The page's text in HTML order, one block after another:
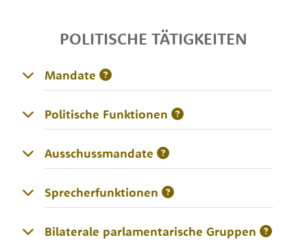
POLITISCHE TÄTIGKEITEN
Mandate
Politische Funktionen
Ausschussmandate
Sprecherfunktionen
Bilaterale parlamentarische Gruppen